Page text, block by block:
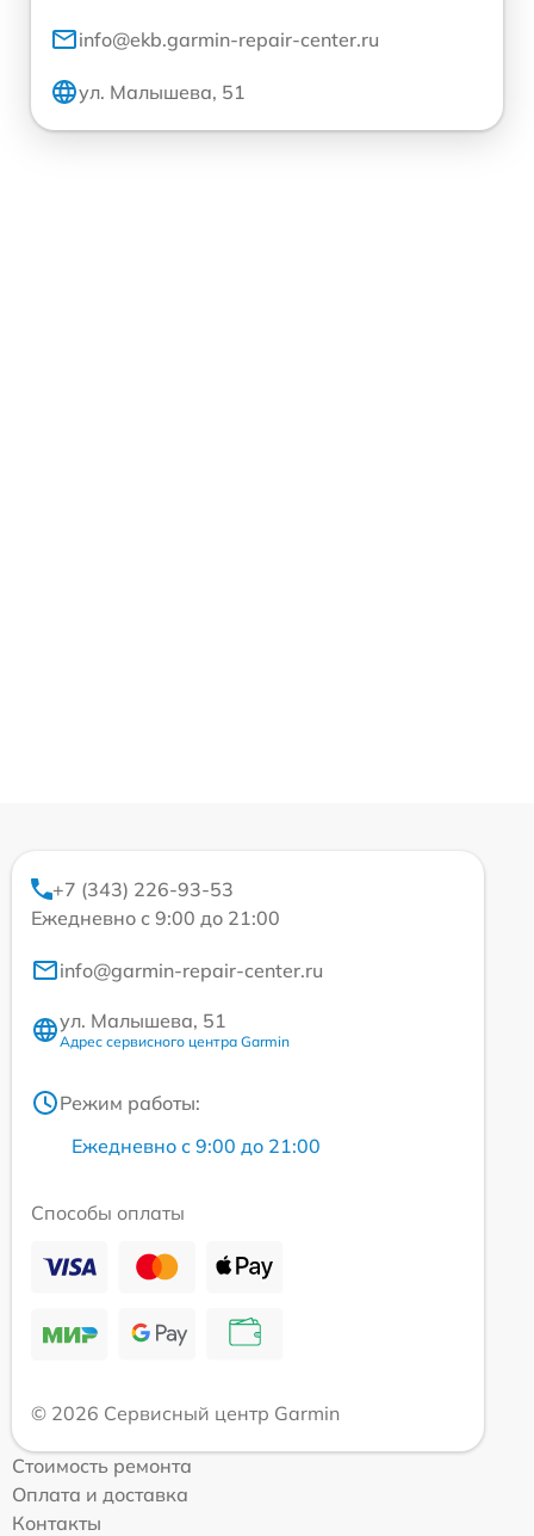
info@ekb.garmin-repair-center.ru
ул. Малышева, 51
+7 (343) 226-93-53
Ежедневно с 9:00 до 21:00
info@garmin-repair-center.ru
ул. Малышева, 51
Адрес сервисного центра Garmin
Режим работы:
Ежедневно с 9:00 до 21:00
Способы оплаты
© 2026 Сервисный центр Garmin
Стоимость ремонта
Оплата и доставка
Контакты